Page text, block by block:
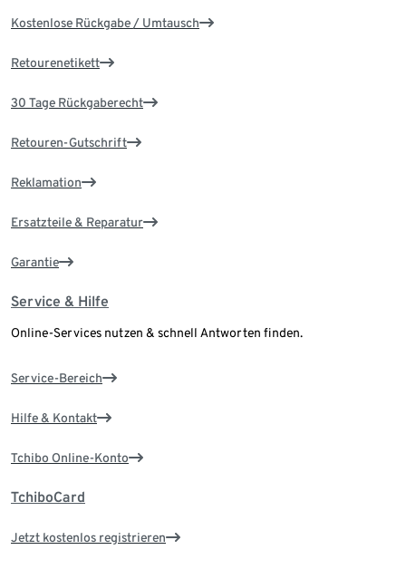
Kostenlose Rückgabe / Umtausch
Retourenetikett
30 Tage Rückgaberecht
Retouren-Gutschrift
Reklamation
Ersatzteile & Reparatur
Garantie
Service & Hilfe
Online-Services nutzen & schnell Antworten finden.
Service-Bereich
Hilfe & Kontakt
Tchibo Online-Konto
TchiboCard
Jetzt kostenlos registrieren